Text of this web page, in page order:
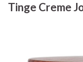
Tinge Creme